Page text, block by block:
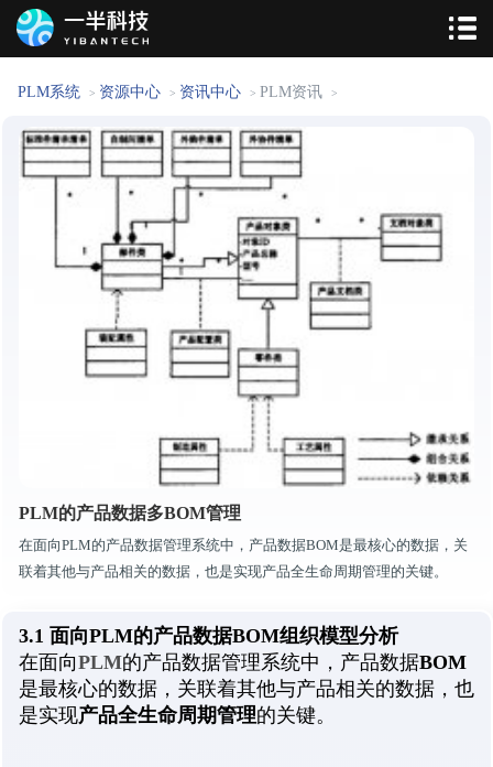
PLM系统 > 资源中心 > 资讯中心 > PLM资讯 >
PLM的产品数据多BOM管理
在面向PLM的产品数据管理系统中，产品数据BOM是最核心的数据，关
联着其他与产品相关的数据，也是实现产品全生命周期管理的关键。
3.1 面向PLM的产品数据BOM组织模型分析
在面向PLM的产品数据管理系统中，产品数据BOM
是最核心的数据，关联着其他与产品相关的数据，也
是实现产品全生命周期管理的关键。